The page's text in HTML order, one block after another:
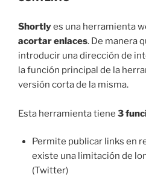
Shortlyes una herramienta
acortar enlaces. De manera
introducir una dirección de
la función principal de la
versión corta de la misma.
Esta herramienta tiene 3
Permite publicar links en
existe una limitación de
(Twitter)